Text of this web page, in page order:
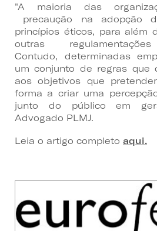
"A maioria das
precaução na adopção
princípios éticos, para além
outras
Contudo, determinadas
um conjunto de regras que
aos objetivos que
forma a criar uma
junto do público em
Advogado PLMJ.
Leia o artigo completo aqui.